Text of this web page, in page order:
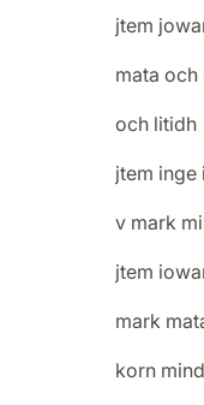
jtem
mata
och litidh
jtem inge
v mark
jtem
mark
korn